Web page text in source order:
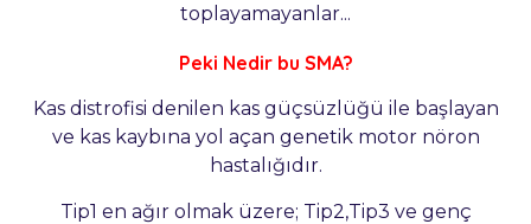
toplayamayanlar...
Peki Nedir bu SMA?
Kas distrofisi denilen kas güçsüzlüğü ile başlayan
ve kas kaybına yol açan genetik motor nöron
hastalığıdır.
Tip1 en ağır olmak üzere; Tip2,Tip3 ve genç